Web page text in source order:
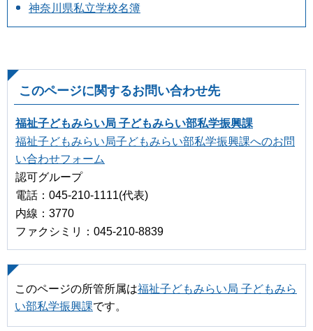
神奈川県私立学校名簿
このページに関するお問い合わせ先
福祉子どもみらい局 子どもみらい部私学振興課
福祉子どもみらい局子どもみらい部私学振興課へのお問
い合わせフォーム
認可グループ
電話：045-210-1111(代表)
内線：3770
ファクシミリ：045-210-8839
このページの所管所属は福祉子どもみらい局 子どもみら
い部私学振興課です。